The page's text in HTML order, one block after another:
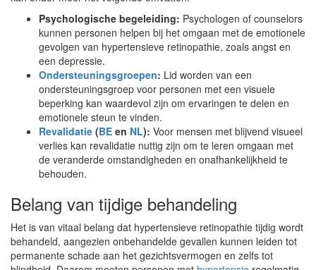
Psychologische begeleiding: Psychologen of counselors
kunnen personen helpen bij het omgaan met de emotionele
gevolgen van hypertensieve retinopathie, zoals angst en
een depressie.
Ondersteuningsgroepen: Lid worden van een
ondersteuningsgroep voor personen met een visuele
beperking kan waardevol zijn om ervaringen te delen en
emotionele steun te vinden.
Revalidatie (BE en NL): Voor mensen met blijvend visueel
verlies kan revalidatie nuttig zijn om te leren omgaan met
de veranderde omstandigheden en onafhankelijkheid te
behouden.
Belang van tijdige behandeling
Het is van vitaal belang dat hypertensieve retinopathie tijdig wordt
behandeld, aangezien onbehandelde gevallen kunnen leiden tot
permanente schade aan het gezichtsvermogen en zelfs tot